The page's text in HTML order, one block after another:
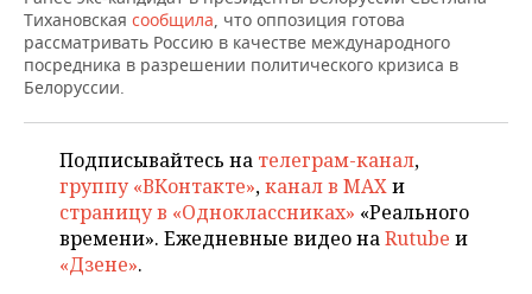
ОПК
ЭНЕРГЕТИКА
УСЛУГИ
МЕДИА
ТЕЛЕКОММУНИКАЦИИ
ВЫЕЗДНАЯ РЕДАКЦИЯ
БИЗНЕС-БРАНЧИ
ONLINE-КОНФЕРЕНЦИИ
ОТКРЫТАЯ ЛЕКЦИЯ
НОВОСТИ СПОРТА
ФУТБОЛ
ХОККЕЙ
БАСКЕТБОЛ
ВОЛЕЙБОЛ
ОБЩЕСТВО
НОВОСТИ ОБЩЕСТВА
ВЛАСТЬ
ИНФРАСТРУКТУРА
ИСТОРИЯ
СЮЖЕТЫ
СПРАВОЧНИК
СПИСОК ПЕРСОН
ПОЛНАЯ ВЕРСИЯ
Тихановская сообщила, что оппозиция готова
рассматривать Россию в качестве международного
посредника в разрешении политического кризиса в
Белоруссии.
Подписывайтесь на телеграм-канал,
группу «ВКонтакте»,канал в MAXи
страницу в «Одноклассниках» «Реального
времени». Ежедневные видео наRutube и
«Дзене».